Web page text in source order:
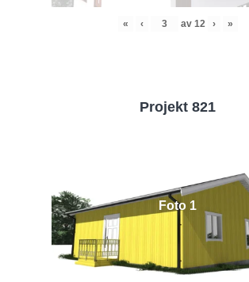
« ‹ av 12 › »
Projekt 821
Foto 1